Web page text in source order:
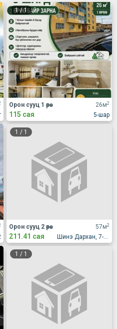
1/1
26м2
5-шар
Орон сууц 1 өрөө
115 сая
1 / 1
57м2
Шинэ Дархан, 7-р хороолол, Жүр Үр үйлдвэрийн хажууд
Орон сууц 2 өрөө
211.41 сая
1 / 1